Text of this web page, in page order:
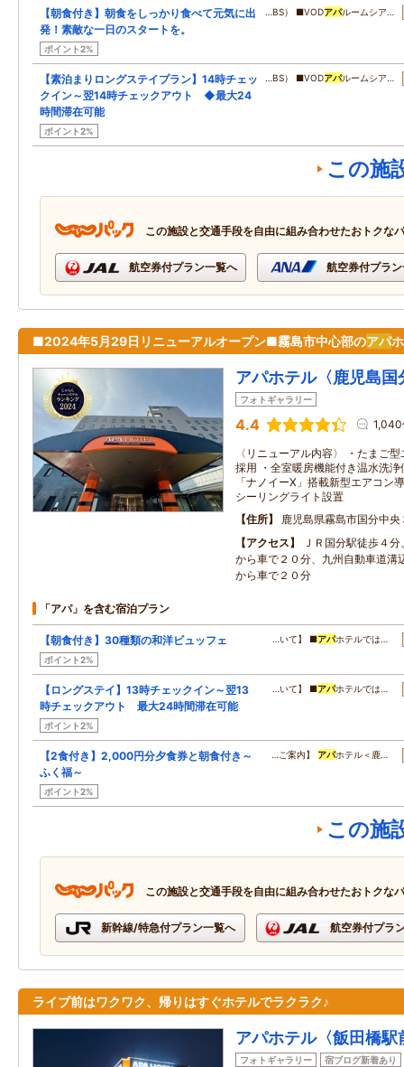
【朝食付き】朝食をしっかり食べて元気に出
発！素敵な一日のスタートを。
ポイント2%
…BS） ■VODアパルームシア…
【素泊まりロングステイプラン】14時チェッ
クイン～翌14時チェックアウト ◆最大24
時間滞在可能
ポイント2%
…BS） ■VODアパルームシア…
この施
この施設と交通手段を自由に組み合わせたおトクな
航空券付プラン一覧へ 航空券付プラ
■2024年5月29日リニューアルオープン■霧島市中心部のアパ
アパホテル〈鹿児島国
フォトギャラリー
4.4 1,040
〈リニューアル内容〉 ・たまご
採用 ・全室暖房機能付き温水洗
「ナノイーX」搭載新型エアコン
シーリングライト設置
住所
鹿児島県霧島市国分中
アクセス
ＪＲ国分駅徒歩４
から車で２０分、九州自動車道溝
から車で２０分
「アパ」を含む宿泊プラン
【朝食付き】30種類の和洋ビュッフェ
ポイント2%
…いて】 ■アパホテルでは…
【ロングステイ】13時チェックイン～翌13
時チェックアウト 最大24時間滞在可能
ポイント2%
…いて】 ■アパホテルでは…
【2食付き】2,000円分夕食券と朝食付き～
ふく福～
ポイント2%
…ご案内】 アパホテル＜鹿…
この施
この施設と交通手段を自由に組み合わせたおトクな
新幹線/特急付プラン一覧へ 航空券付プラ
ライブ前はワクワク、帰りはすぐホテルでラクラク♪
アパホテル〈飯田橋駅
フォトギャラリー 宿ブログ新着あり